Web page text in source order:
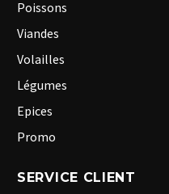
Poissons
Viandes
Volailles
Légumes
Epices
Promo
SERVICE CLIENT